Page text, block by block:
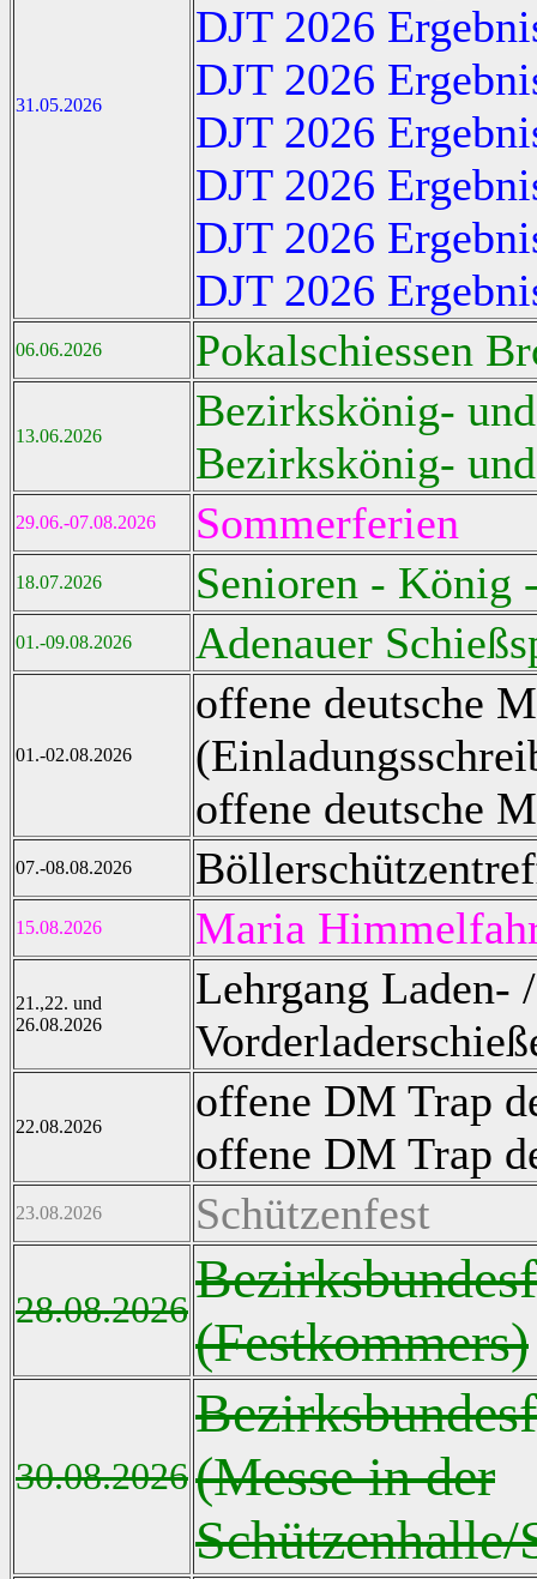
31.05.2026
DJT 2026
DJT 2026
DJT 2026
DJT 2026
DJT 2026
DJT 2026
06.06.2026 Pokalschiessen
13.06.2026
Bezirkskönig-
Bezirkskönig-
29.06.-07.08.2026 Sommerferien
18.07.2026 Senioren - König
01.-09.08.2026 Adenauer
01.-02.08.2026
offene deutsche
offene deutsche
07.-08.08.2026
15.08.2026 Maria
21.,22. und
26.08.2026
Lehrgang Laden-
22.08.2026
offene DM Trap
offene DM Trap
23.08.2026 Schützenfest
28.08.2026
(Festkommers)
30.08.2026(Messe in der
Schützenhalle/